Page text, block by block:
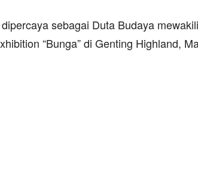
sebagai Duta Budaya
“Bunga” di Genting Highland,